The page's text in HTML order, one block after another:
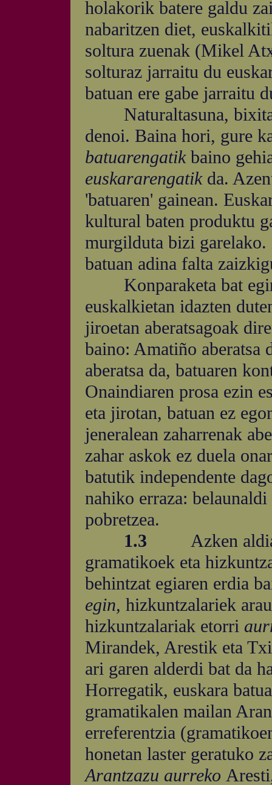
holakorik batere galdu
nabaritzen diet,
soltura zuenak (Mikel
solturaz jarraitu du
batuan ere gabe jarraitu
Naturaltasuna,
denoi. Baina hori, gure
batuarengatik baino
euskararengatik da.
'batuaren' gainean.
kultural baten produktu
murgilduta bizi
batuan adina falta
Konparaketa bat
euskalkietan idazten
jiroetan aberatsagoak
baino: Amatiño aberatsa
aberatsa da, batuaren
Onaindiaren prosa ezin
eta jirotan, batuan ez
jeneralean zaharrenak
zahar askok ez duela
batutik independente
nahiko erraza:
pobretzea.
1.3 Azken
gramatikoek eta
behintzat egiaren erdia
egin, hizkuntzalariek
hizkuntzalariak etorri
Mirandek, Arestik eta
ari garen alderdi bat da
Horregatik, euskara
gramatikalen mailan
erreferentzia
honetan laster geratuko
Arantzazu aurreko